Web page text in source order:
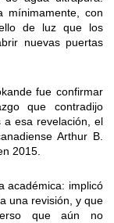
mínimamente, con
de luz que los
nuevas puertas
fue confirmar
que contradijo
a esa revelación, el
Arthur B.
2015.
académica: implicó
una revisión, y que
que aún no